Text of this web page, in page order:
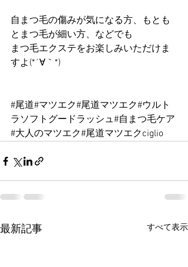
自まつ毛の傷みが気になる方、もとも
とまつ毛が細い方、などでも
まつ毛エクステをお楽しみいただけま
すよ(*´∀｀*)
#尾道#マツエク#尾道マツエク#ウルト
ラソフトグードラッシュ#自まつ毛ケア
#大人のマツエク#尾道マツエクciglio
最新記事 すべて表示